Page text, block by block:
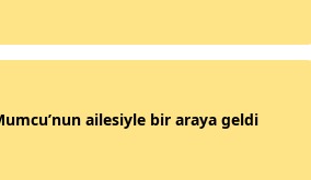
ailesiyle bir araya geldi